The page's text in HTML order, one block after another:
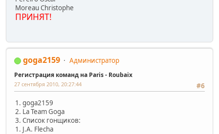
Moreau Christophe
ПРИНЯТ!
goga2159 Администратор
Регистрация команд на Paris - Roubaix
#6
27 сентября 2010, 20:27:44
1. goga2159
2. La Team Goga
3. Список гонщиков:
1. J.A. Flecha